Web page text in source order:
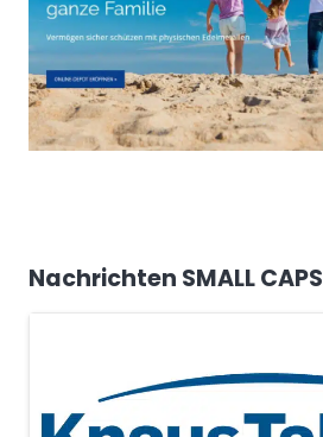
Nachrichten SMALL CAPS